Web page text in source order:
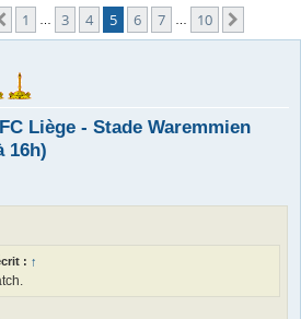
sur 10
Précédente
1 3 4 5 6 7 10
Liège - Stade Waremmien
16h)
: ↑